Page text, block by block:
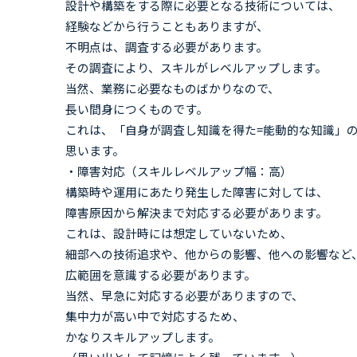
設計や構築をする際に必要となる技術については、
経験などから行うこともありますが、
不明点は、調査する必要があります。
その調査により、スキルがレベルアップします。
当然、業務に必要なものばかりなので、
長い間身につくものです。
これは、「自身が調査し知識を得た=能動的な知識」
思います。
・障害対応（スキルレベルアップ幅：高）
構築時や運用にあたり発生した障害に対しては、
障害原因から解決まで対応する必要があります。
これは、設計時には想定していないため、
細部への技術追求や、他からの影響、他への影響など、
広範囲を意識する必要があります。
当然、早急に対応する必要がありますので、
集中力が高い中で対応するため、
かなりスキルアップします。